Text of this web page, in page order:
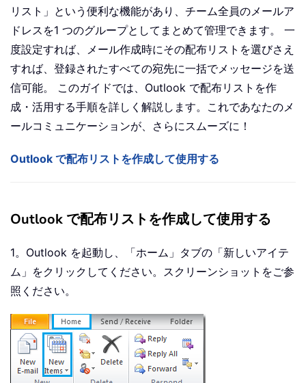
リスト」という便利な機能があり、チーム全員のメールア
ドレスを1 つのグループとしてまとめて管理できます。 一
度設定すれば、メール作成時にその配布リストを選びさえ
すれば、登録されたすべての宛先に一括でメッセージを送
信可能。 このガイドでは、Outlook で配布リストを作
成・活用する手順を詳しく解説します。これであなたのメ
ールコミュニケーションが、さらにスムーズに！
Outlook で配布リストを作成して使用する
Outlook で配布リストを作成して使用する
1。Outlook を起動し、「ホーム」タブの「新しいアイテ
ム」をクリックしてください。スクリーンショットをご参
照ください。